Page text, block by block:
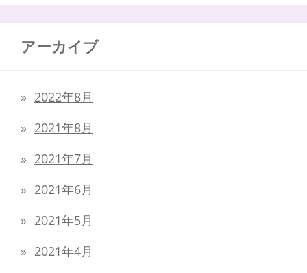
アーカイブ
2022年8月
2021年8月
2021年7月
2021年6月
2021年5月
2021年4月